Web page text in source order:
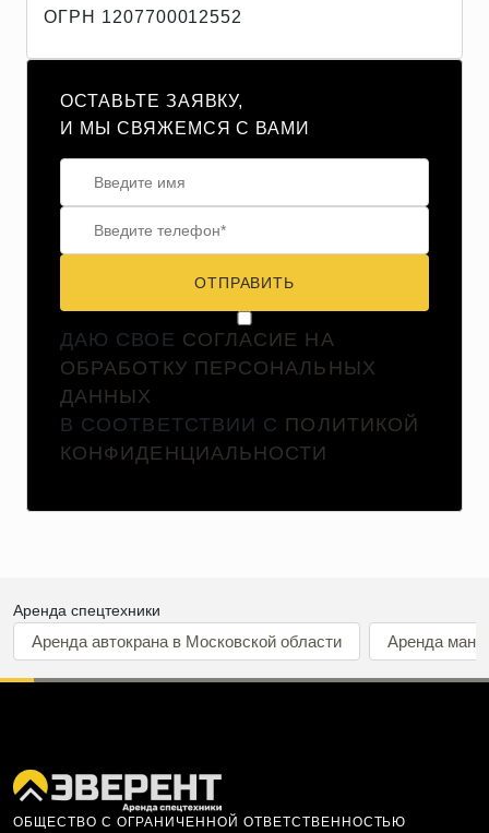
ОГРН 1207700012552
ОСТАВЬТЕ ЗАЯВКУ,
И МЫ СВЯЖЕМСЯ С ВАМИ
ОТПРАВИТЬ
ДАЮ СВОЕ СОГЛАСИЕ НА
ОБРАБОТКУ ПЕРСОНАЛЬНЫХ
ДАННЫХ
В СООТВЕТСТВИИ С ПОЛИТИКОЙ
КОНФИДЕНЦИАЛЬНОСТИ
Аренда спецтехники
Аренда автокрана в Московской области Аренда
ОБЩЕСТВО С ОГРАНИЧЕННОЙ ОТВЕТСТВЕННОСТЬЮ